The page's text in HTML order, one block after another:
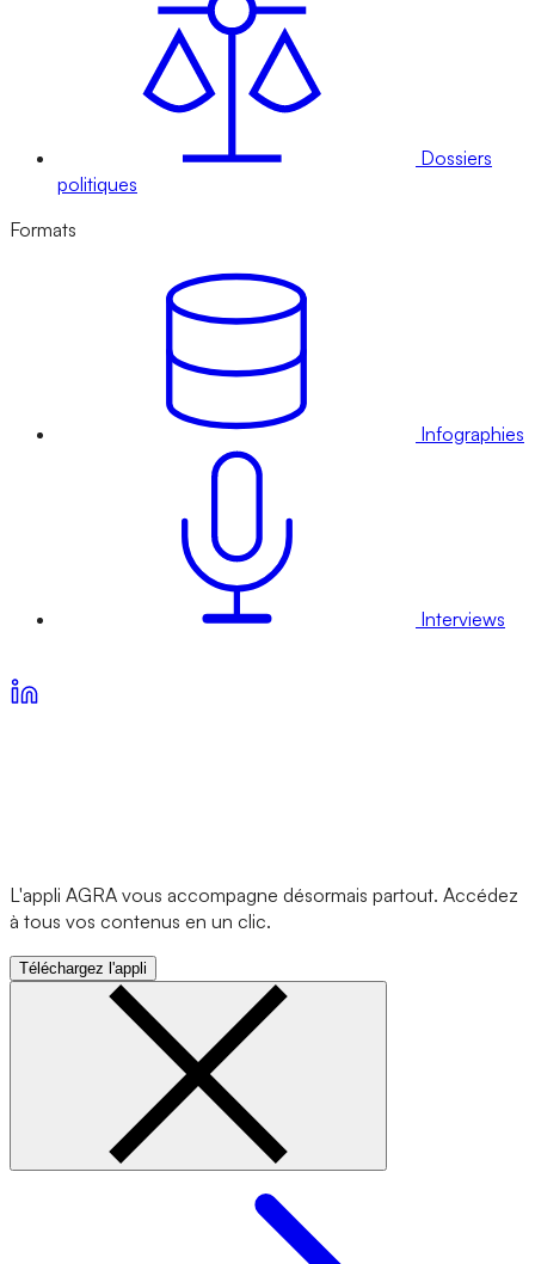
Dossiers
politiques
Formats
Infographies
Interviews
L'appli AGRA vous accompagne désormais partout. Accédez
à tous vos contenus en un clic.
Téléchargez l'appli